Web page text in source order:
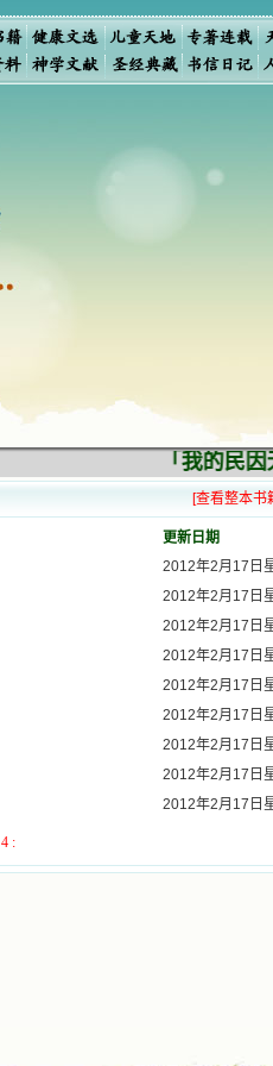
「我的民
[查看整本书
更新日期
2012年2月17日
2012年2月17日
2012年2月17日
2012年2月17日
2012年2月17日
2012年2月17日
2012年2月17日
2012年2月17日
2012年2月17日
4 :